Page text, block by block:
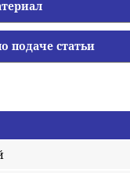
подаче статьи